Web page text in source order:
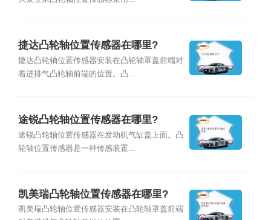
捷达凸轮轴位置传感器在哪里?
捷达凸轮轴位置传感器安装在凸轮轴罩盖前端对
着进排气凸轮轴前端的位置。凸...
途锐凸轮轴位置传感器在哪里?
途锐凸轮轴位置传感器在发动机气缸盖上面。凸
轮轴位置传感器是一种传感装置...
凯美瑞凸轮轴位置传感器在哪里?
凯美瑞凸轮轴位置传感器安装在凸轮轴罩盖前端